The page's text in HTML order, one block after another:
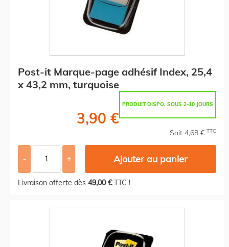
Post-it Marque-page adhésif Index, 25,4
x 43,2 mm, turquoise
PRODUIT DISPO. SOUS 2-10 JOURS
3,90 €
Soit 4,68 € TTC
- + Ajouter au panier
Livraison offerte dès 49,00 €TTC !